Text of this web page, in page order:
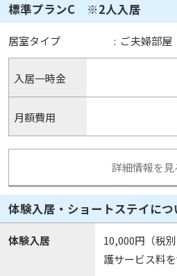
標準プランC ※2人入居
居室タイプ : ご夫婦部屋
入居一時金
月額費用
詳細情報を見
体験入居・ショートステイにつ
体験入居
10,000円（税
護サービス料を